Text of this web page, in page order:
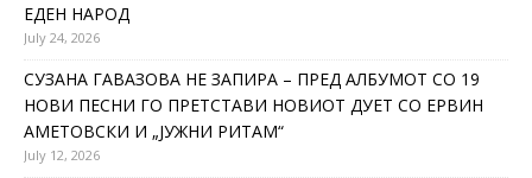
ЕДЕН НАРОД
July 24, 2026
СУЗАНА ГАВАЗОВА НЕ ЗАПИРА – ПРЕД АЛБУМОТ СО 19
НОВИ ПЕСНИ ГО ПРЕТСТАВИ НОВИОТ ДУЕТ СО ЕРВИН
АМЕТОВСКИ И „ЈУЖНИ РИТАМ“
July 12, 2026